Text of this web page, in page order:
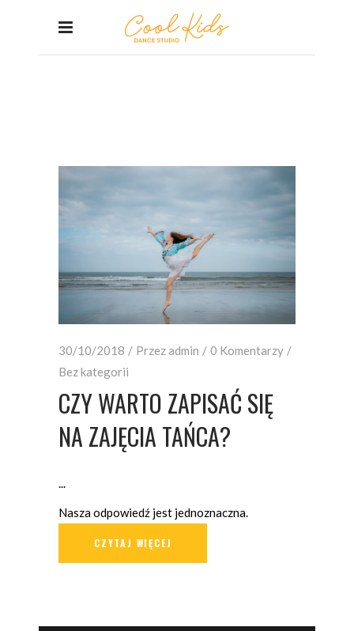
30/10/2018 Przezadmin
0 Komentarzy
Bez kategorii
CZY WARTO ZAPISAĆ SIĘ
NA ZAJĘCIA TAŃCA?
Nasza odpowiedź jest jednoznaczna.
CZYTAJ WIĘCEJ